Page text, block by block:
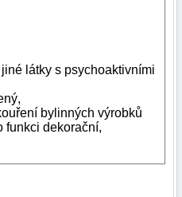
látky s psychoaktivními
bylinných výrobků
funkci dekorační,